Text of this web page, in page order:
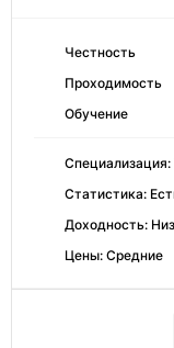
Честность
Проходимость
Обучение
Специализация:
Статистика:
Доходность:
Цены: Средние